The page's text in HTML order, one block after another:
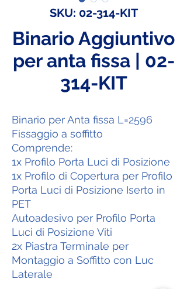
SKU: 02-314-KIT
Binario Aggiuntivo
per anta fissa | 02-
314-KIT
Binario per Anta fissa L=2596
Fissaggio a soffitto
Comprende:
1x Profilo Porta Luci di Posizione
1x Profilo di Copertura per Profilo
Porta Luci di Posizione Iserto in
PET
Autoadesivo per Profilo Porta
Luci di Posizione Viti
2x Piastra Terminale per
Montaggio a Soffitto con Luc
Laterale